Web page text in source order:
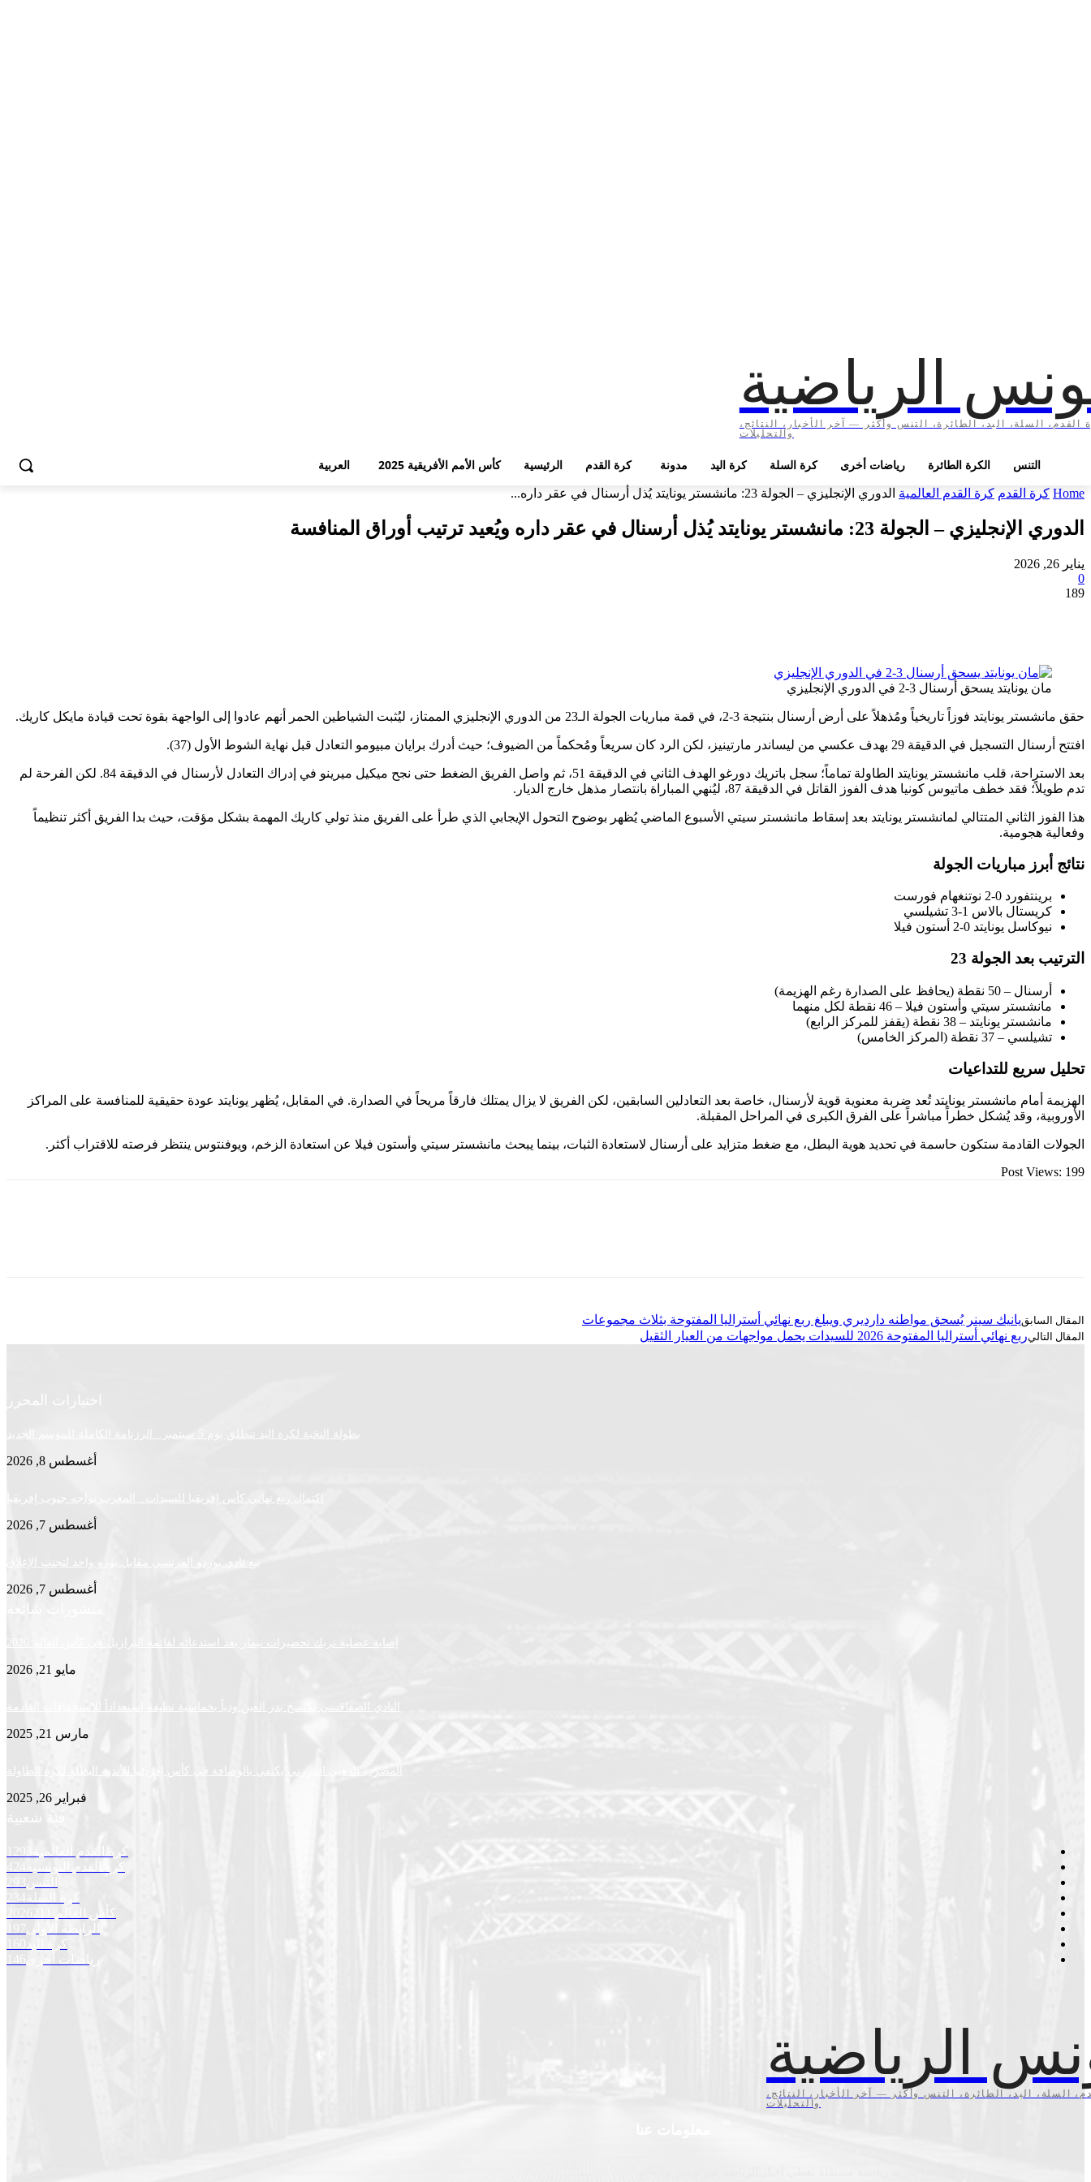
الرياضية
القدم، السلة، اليد، الطائرة، التنس وأكثر — آخر الأخبار، النتائج،
والتحليلات
التنس الكرة الطائرة رياضات أخرى كرة السلة كرة اليد مدونة كرة القدم الرئيسية كأس الأمم الأفريقية 2025 العربية
Home كرة القدم كرة القدم العالمية الدوري الإنجليزي – الجولة 23: مانشستر يونايتد يُذل أرسنال في عقر داره...
الدوري الإنجليزي – الجولة 23: مانشستر يونايتد يُذل أرسنال في عقر داره ويُعيد ترتيب أوراق المنافسة
يناير 26, 2026
0
189
مان يونايتد يسحق أرسنال 3-2 في الدوري الإنجليزي
حقق مانشستر يونايتد فوزاً تاريخياً ومُذهلاً على أرض أرسنال بنتيجة 3-2، في قمة مباريات الجولة الـ23 من الدوري الإنجليزي الممتاز، ليُثبت الشياطين الحمر أنهم عادوا إلى الواجهة بقوة تحت قيادة مايكل كاريك.
افتتح أرسنال التسجيل في الدقيقة 29 بهدف عكسي من ليساندر مارتينيز، لكن الرد كان سريعاً ومُحكماً من الضيوف؛ حيث أدرك برايان مبيومو التعادل قبل نهاية الشوط الأول (37).
بعد الاستراحة، قلب مانشستر يونايتد الطاولة تماماً؛ سجل باتريك دورغو الهدف الثاني في الدقيقة 51، ثم واصل الفريق الضغط حتى نجح ميكيل ميرينو في إدراك التعادل لأرسنال في الدقيقة 84. لكن الفرحة لم
تدم طويلاً؛ فقد خطف ماتيوس كونيا هدف الفوز القاتل في الدقيقة 87، ليُنهي المباراة بانتصار مذهل خارج الديار.
هذا الفوز الثاني المتتالي لمانشستر يونايتد بعد إسقاط مانشستر سيتي الأسبوع الماضي يُظهر بوضوح التحول الإيجابي الذي طرأ على الفريق منذ تولي كاريك المهمة بشكل مؤقت، حيث بدا الفريق أكثر تنظيماً
وفعالية هجومية.
نتائج أبرز مباريات الجولة
برينتفورد 0-2 نوتنغهام فورست
كريستال بالاس 1-3 تشيلسي
نيوكاسل يونايتد 0-2 أستون فيلا
الترتيب بعد الجولة 23
أرسنال – 50 نقطة (يحافظ على الصدارة رغم الهزيمة)
مانشستر سيتي وأستون فيلا – 46 نقطة لكل منهما
مانشستر يونايتد – 38 نقطة (يقفز للمركز الرابع)
تشيلسي – 37 نقطة (المركز الخامس)
تحليل سريع للتداعيات
الهزيمة أمام مانشستر يونايتد تُعد ضربة معنوية قوية لأرسنال، خاصة بعد التعادلين السابقين، لكن الفريق لا يزال يمتلك فارقاً مريحاً في الصدارة. في المقابل، يُظهر يونايتد عودة حقيقية للمنافسة على المراكز
الأوروبية، وقد يُشكل خطراً مباشراً على الفرق الكبرى في المراحل المقبلة.
الجولات القادمة ستكون حاسمة في تحديد هوية البطل، مع ضغط متزايد على أرسنال لاستعادة الثبات، بينما يبحث مانشستر سيتي وأستون فيلا عن استعادة الزخم، ويوفنتوس ينتظر فرصته للاقتراب أكثر.
Post Views: 199
يانيك سينر يُسحق مواطنه دارديري ويبلغ ربع نهائي أستراليا المفتوحة بثلاث مجموعات
ربع نهائي أستراليا المفتوحة 2026 للسيدات يحمل مواجهات من العيار الثقيل
اختيارات المحرر
بطولة النخبة لكرة اليد تنطلق يوم 5 سبتمبر.. الرزنامة الكاملة للموسم الجديد
أغسطس 8, 2026
اكتمال ربع نهائي كأس إفريقيا للسيدات.. المغرب يواجه جنوب إفريقيا
أغسطس 7, 2026
بيع نادي بوردو الفرنسي مقابل يورو واحد لتجنب الإغلاق
أغسطس 7, 2026
منشورات شائعة
إصابة عضلية تربك تحضيرات نيمار بعد استدعائه لقائمة البرازيل في كأس العالم 2026
مايو 21, 2026
النادي الصفاقسي يكتسح بدر العين ودياً بخماسية نظيفة استعداداً للاستحقاقات القادمة
مارس 21, 2025
المضرب الذهبي البنزرتي يكتفي بالوصافة في كأس إفريقيا للأندية البطلة لكرة الطاولة
فبراير 26, 2025
فئة شعبية
كرة القدم العالمية
1293
كرة القدم التونسية
424
التنس
293
كرة السلة234
كأس العالم 2026
الرابطة الأولى 197
كرة اليد 160
رياضات أخرى 146
الرياضية
السلة، اليد، الطائرة، التنس وأكثر — آخر الأخبار، النتائج،
والتحليلات